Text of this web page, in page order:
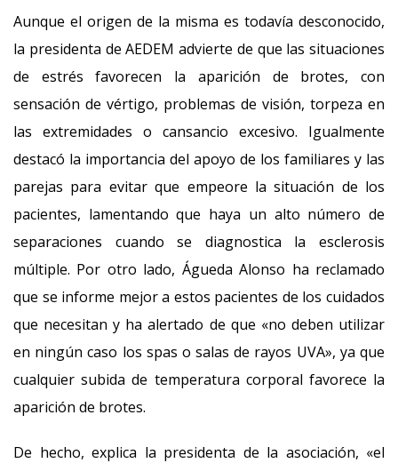
Aunque el origen de la misma es todavía desconocido,
la presidenta de AEDEM advierte de que las situaciones
de estrés favorecen la aparición de brotes, con
sensación de vértigo, problemas de visión, torpeza en
las extremidades o cansancio excesivo. Igualmente
destacó la importancia del apoyo de los familiares y las
parejas para evitar que empeore la situación de los
pacientes, lamentando que haya un alto número de
separaciones cuando se diagnostica la esclerosis
múltiple. Por otro lado, Águeda Alonso ha reclamado
que se informe mejor a estos pacientes de los cuidados
que necesitan y ha alertado de que «no deben utilizar
en ningún caso los spas o salas de rayos UVA», ya que
cualquier subida de temperatura corporal favorece la
aparición de brotes.
De hecho, explica la presidenta de la asociación, «el